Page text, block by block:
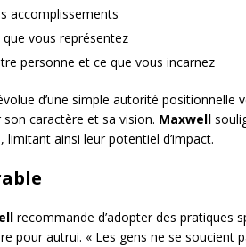
accomplissements
vous représentez
personne et ce que vous incarnez
d’une simple autorité positionnelle
caractère et sa vision. Maxwell
ainsi leur potentiel d’impact.
recommande d’adopter des pratiques
pour autrui. « Les gens ne se soucient